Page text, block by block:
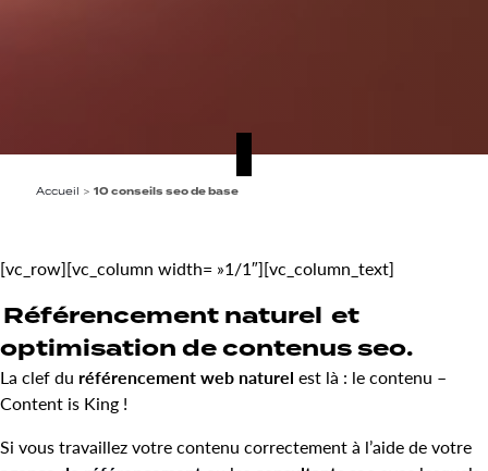
Accueil > 10 conseils seo de base
[vc_row][vc_column width= »1/1″][vc_column_text]
Référencement naturel et
optimisation de contenus seo.
La clef du référencement web naturel est là : le contenu –
Content is King !
Si vous travaillez votre contenu correctement à l’aide de votre